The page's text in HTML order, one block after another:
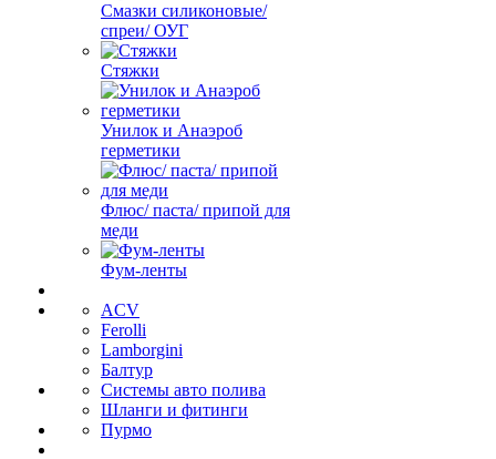
Смазки силиконовые/
спреи/ ОУГ
Стяжки
Унилок и Анаэроб
герметики
Флюс/ паста/ припой для
меди
Фум-ленты
ACV
Ferolli
Lamborgini
Балтур
Системы авто полива
Шланги и фитинги
Пурмо